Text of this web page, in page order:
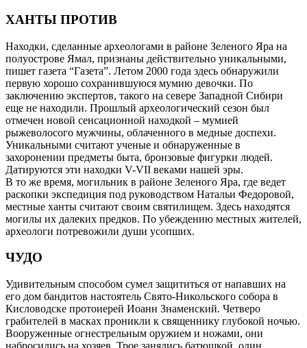
ХАНТЫ ПРОТИВ
Находки, сделанные археологами в районе Зеленого Яра на
полуострове Ямал, признаны действительно уникальными,
пишет газета “Газета”. Летом 2000 года здесь обнаружили
первую хорошо сохранившуюся мумию девочки. По
заключению экспертов, такого на севере Западной Сибири
еще не находили. Прошлый археологический сезон был
отмечен новой сенсационной находкой – мумией
рыжеволосого мужчины, облаченного в медные доспехи.
Уникальными считают ученые и обнаруженные в
захоронении предметы быта, бронзовые фигурки людей.
Датируются эти находки V-VII веками нашей эры.
В то же время, могильник в районе Зеленого Яра, где ведет
раскопки экспедиция под руководством Натальи Федоровой,
местные ханты считают своим святилищем. Здесь находятся
могилы их далеких предков. По убеждению местных жителей,
археологи потревожили души усопших.
ЧУДО
Удивительным способом сумел защититься от напавших на
его дом бандитов настоятель Свято-Никольского собора в
Кисловодске протоиерей Иоанн Знаменский. Четверо
грабителей в масках проникли к священнику глубокой ночью.
Вооруженные огнестрельным оружием и ножами, они
набросились на хозяев. Трое занялись батюшкой, один